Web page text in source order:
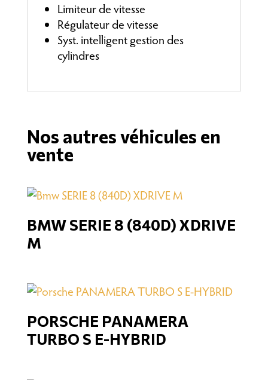
Limiteur de vitesse
Régulateur de vitesse
Syst. intelligent gestion des
cylindres
Nos autres véhicules en
vente
BMW SERIE 8 (840D) XDRIVE
M
PORSCHE PANAMERA
TURBO S E-HYBRID